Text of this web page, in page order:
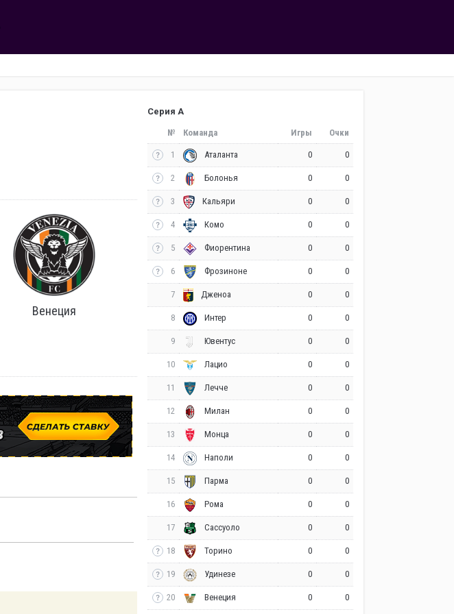
Венеция
Серия А
№ Команда Игры Очки
1 Аталанта 0 0
2 Болонья 0 0
3 Кальяри 0 0
4 Комо 0 0
5 Фиорентина 0 0
6 Фрозиноне 0 0
7 Дженоа 0 0
8 Интер 0 0
9 Ювентус 0 0
10 Лацио 0 0
11 Лечче 0 0
12 Милан 0 0
13 Монца 0 0
14 Наполи 0 0
15 Парма 0 0
16 Рома 0 0
17 Сассуоло 0 0
18 Торино 0 0
19 Удинезе 0 0
20 Венеция 0 0